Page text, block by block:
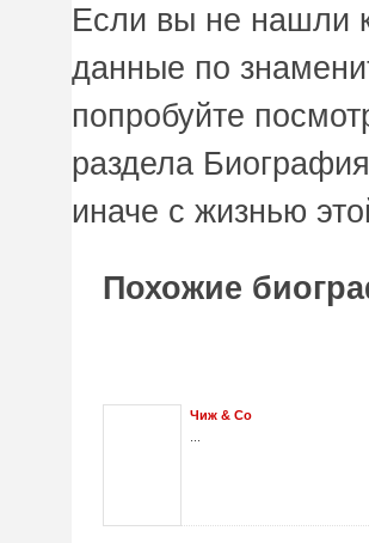
Если вы не нашли
данные по
попробуйте
раздела
иначе с жизнью
Похожие
Чиж & Со